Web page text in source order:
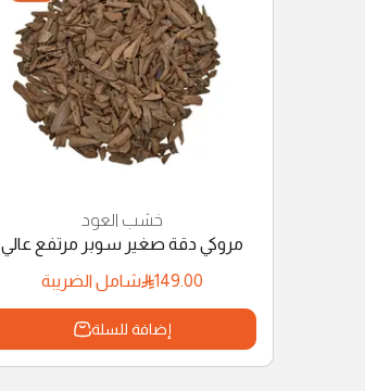
خشب العود
مروكي دقة صغير سوبر مرتفع عالي
149.00
شامل الضريبة
إضافة للسلة